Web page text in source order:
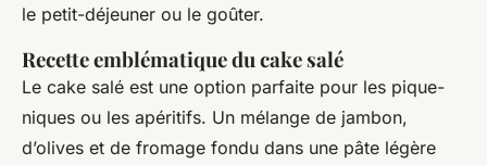
le petit-déjeuner ou le goûter.
Recette emblématique du cake salé
Le cake salé est une option parfaite pour les pique-
niques ou les apéritifs. Un mélange de jambon,
d’olives et de fromage fondu dans une pâte légère